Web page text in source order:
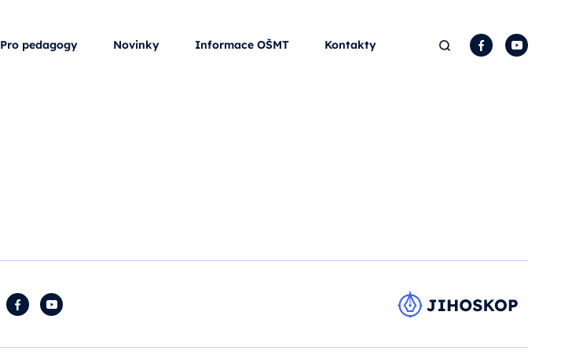
Pro pedagogy Novinky Informace OŠMT Kontakty Hledat Facebook
FacebookYouTube